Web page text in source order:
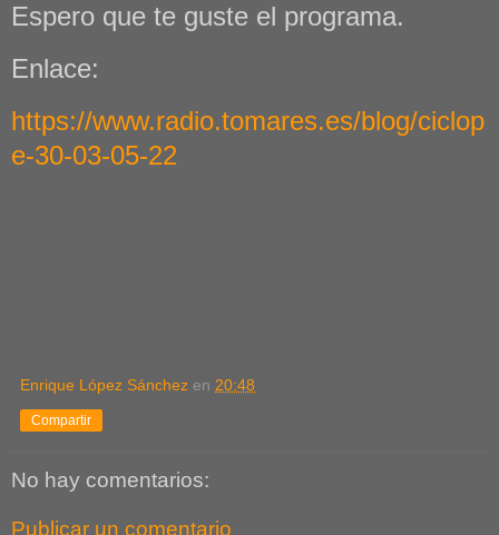
Espero que te guste el programa.
Enlace:
https://www.radio.tomares.es/blog/ciclop
e-30-03-05-22
Enrique López Sánchez en 20:48
Compartir
No hay comentarios:
Publicar un comentario